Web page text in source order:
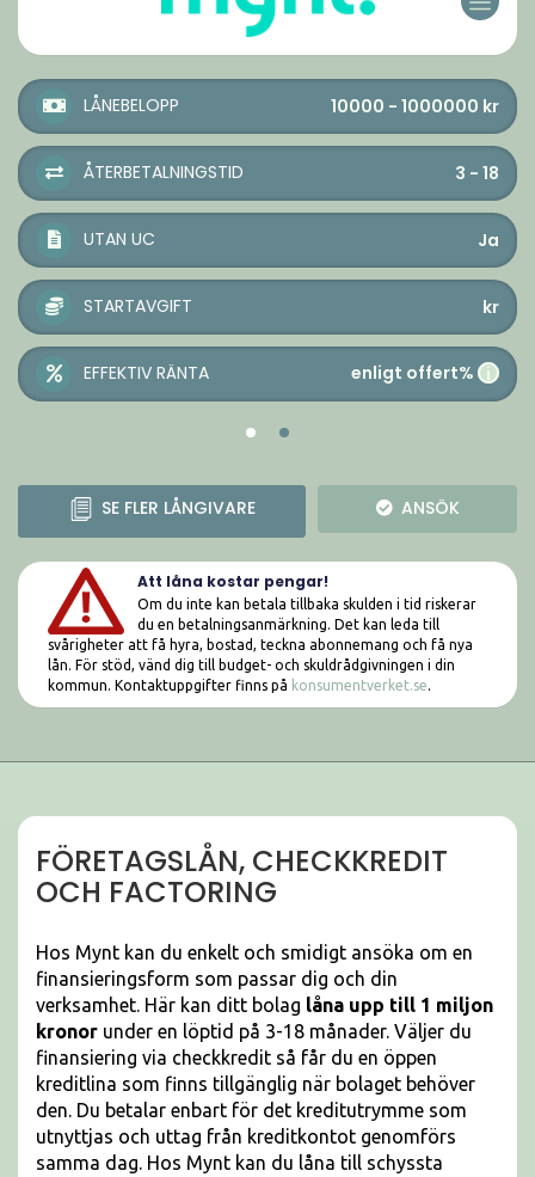
LÅNEBELOPP 10000 - 1000000 kr
ÅTERBETALNINGSTID 3 - 18
UTAN UC Ja
STARTAVGIFT kr
EFFEKTIV RÄNTA enligt offert% i
SE FLER LÅNGIVARE ANSÖK
Att låna kostar pengar!
Om du inte kan betala tillbaka skulden i tid riskerar
du en betalningsanmärkning. Det kan leda till
svårigheter att få hyra, bostad, teckna abonnemang och få nya
lån. För stöd, vänd dig till budget- och skuldrådgivningen i din
kommun. Kontaktuppgifter finns på konsumentverket.se.
FÖRETAGSLÅN, CHECKKREDIT
OCH FACTORING
Hos Mynt kan du enkelt och smidigt ansöka om en
finansieringsform som passar dig och din
verksamhet. Här kan ditt bolag låna upp till 1 miljon
kronor under en löptid på 3-18 månader. Väljer du
finansiering via checkkredit så får du en öppen
kreditlina som finns tillgänglig när bolaget behöver
den. Du betalar enbart för det kreditutrymme som
utnyttjas och uttag från kreditkontot genomförs
samma dag. Hos Mynt kan du låna till schyssta